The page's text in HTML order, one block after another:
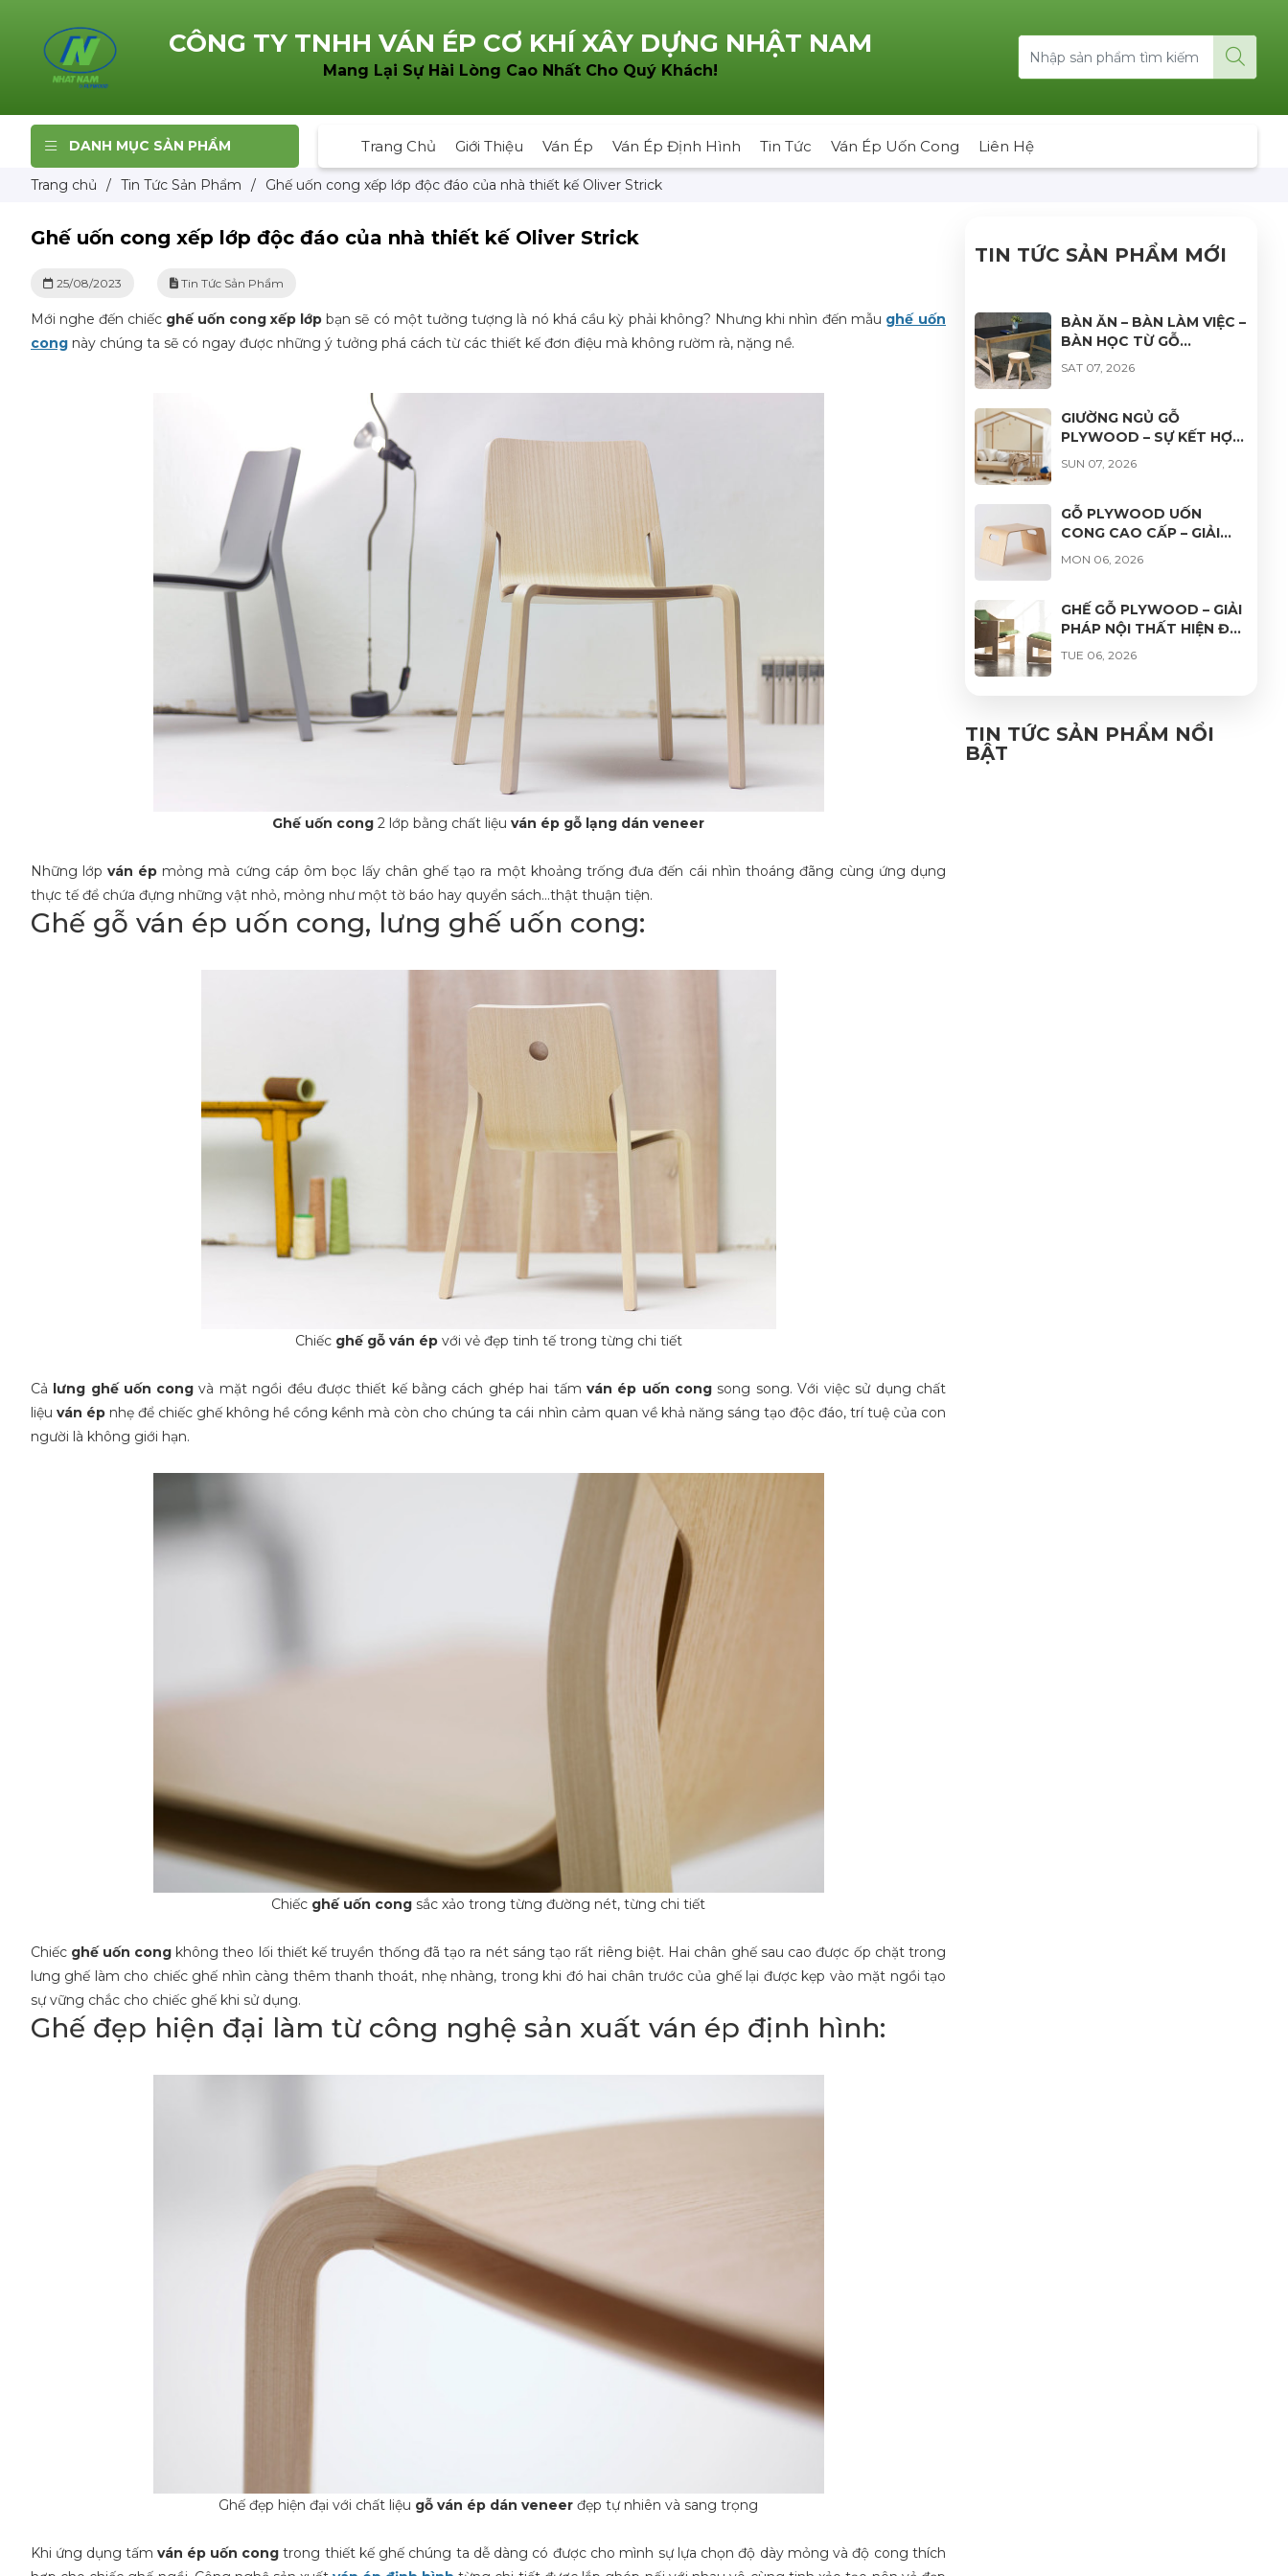
CÔNG TY TNHH VÁN ÉP CƠ KHÍ XÂY DỰNG NHẬT NAM
Mang Lại Sự Hài Lòng Cao Nhất Cho Quý Khách!
DANH MỤC SẢN PHẨM Trang Chủ Giới Thiệu Ván Ép Ván Ép Định Hình Tin Tức Ván Ép Uốn Cong Liên Hệ
Trang chủ / Tin Tức Sản Phẩm / Ghế uốn cong xếp lớp độc đáo của nhà thiết kế Oliver Strick
Ghế uốn cong xếp lớp độc đáo của nhà thiết kế Oliver Strick
25/08/2023 Tin Tức Sản Phẩm
Mới nghe đến chiếc ghế uốn cong xếp lớp bạn sẽ có một tưởng tượng là nó khá cầu kỳ phải không? Nhưng khi nhìn đến mẫu ghế uốn
cong này chúng ta sẽ có ngay được những ý tưởng phá cách từ các thiết kế đơn điệu mà không rườm rà, nặng nề.
Ghế uốn cong 2 lớp bằng chất liệu ván ép gỗ lạng dán veneer
Những lớp ván ép mỏng mà cứng cáp ôm bọc lấy chân ghế tạo ra một khoảng trống đưa đến cái nhìn thoáng đãng cùng ứng dụng
thực tế để chứa đựng những vật nhỏ, mỏng như một tờ báo hay quyển sách…thật thuận tiện.
Ghế gỗ ván ép uốn cong, lưng ghế uốn cong:
Chiếcghế gỗ ván épvới vẻ đẹp tinh tế trong từng chi tiết
Cả lưng ghế uốn cong và mặt ngồi đều được thiết kế bằng cách ghép hai tấm ván ép uốn cong song song. Với việc sử dụng chất
liệu ván ép nhẹ để chiếc ghế không hề cồng kềnh mà còn cho chúng ta cái nhìn cảm quan về khả năng sáng tạo độc đáo, trí tuệ của con
người là không giới hạn.
Chiếc ghế uốn cong sắc xảo trong từng đường nét, từng chi tiết
Chiếc ghế uốn cong không theo lối thiết kế truyền thống đã tạo ra nét sáng tạo rất riêng biệt. Hai chân ghế sau cao được ốp chặt trong
lưng ghế làm cho chiếc ghế nhìn càng thêm thanh thoát, nhẹ nhàng, trong khi đó hai chân trước của ghế lại được kẹp vào mặt ngồi tạo
sự vững chắc cho chiếc ghế khi sử dụng.
Ghế đẹp hiện đại làm từ công nghệ sản xuất ván ép định hình:
Ghế đẹp hiện đại với chất liệu gỗ ván ép dán veneer đẹp tự nhiên và sang trọng
Khi ứng dụng tấm ván ép uốn cong trong thiết kế ghế chúng ta dễ dàng có được cho mình sự lựa chọn độ dày mỏng và độ cong thích
TIN TỨC SẢN PHẨM MỚI
BÀN ĂN – BÀN LÀM VIỆC –
BÀN HỌC TỪ GỖ
PLYWOOD: GIẢI PHÁP
NỘI THẤT BỀN ĐẸP, HIỆN
DỤNG
SAT 07, 2026
GIƯỜNG NGỦ GỖ
PLYWOOD – SỰ KẾT HỢP
HOÀN HẢO GIỮA THẨM
MỸ, ĐỘ BỀN VÀ TÍNH ỨNG
SUN 07, 2026
GỖ PLYWOOD UỐN
CONG CAO CẤP – GIẢI
PHÁP HOÀN HẢO CHO
THIẾT KẾ NỘI THẤT HIỆN
MON 06, 2026
GHẾ GỖ PLYWOOD – GIẢI
PHÁP NỘI THẤT HIỆN ĐẠI,
BỀN ĐẸP VÀ THƯ GIÃN
TUE 06, 2026
PHỦ VENEER CAO CẤP –
VẺ ĐẸP TỰ NHIÊN, ĐỘ
TIN TỨC SẢN PHẨM NỔI
BẬT